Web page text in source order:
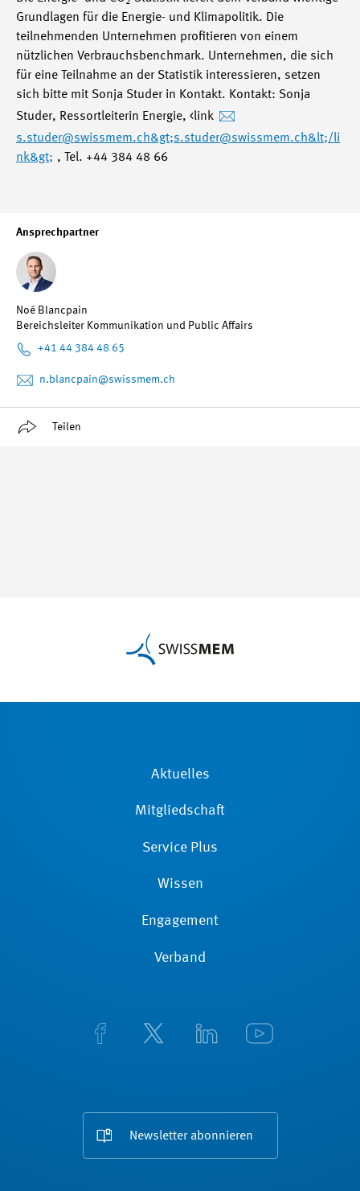
Ansprechpartner
Noé Blancpain
Bereichsleiter Kommunikation und Public Affairs
+41 44 384 48 65
n.blancpain@swissmem.ch
Teilen
Grundlagen für die Energie- und Klimapolitik. Die
teilnehmenden Unternehmen profitieren von einem
nützlichen Verbrauchsbenchmark. Unternehmen, die sich
für eine Teilnahme an der Statistik interessieren, setzen
sich bitte mit Sonja Studer in Kontakt. Kontakt: Sonja
Studer, Ressortleiterin Energie, <link
s.studer@swissmem.ch&gt;s.studer@swissmem.ch&lt;/li
nk&gt; , Tel. +44 384 48 66
Aktuelles
Mitgliedschaft
Service Plus
Wissen
Engagement
Verband
Newsletter abonnieren